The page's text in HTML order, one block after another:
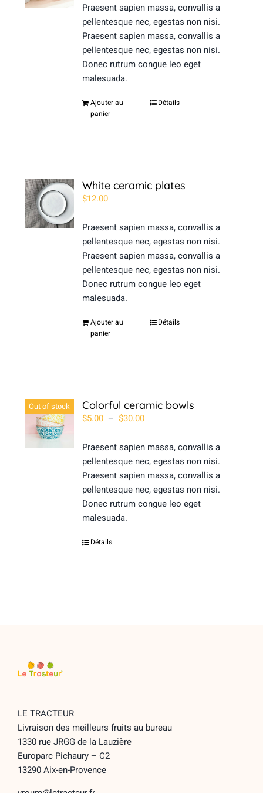
Praesent sapien massa, convallis a
pellentesque nec, egestas non nisi.
Praesent sapien massa, convallis a
pellentesque nec, egestas non nisi.
Donec rutrum congue leo eget
malesuada.
Ajouter au
panier
Détails
White ceramic plates
$12.00
Praesent sapien massa, convallis a
pellentesque nec, egestas non nisi.
Praesent sapien massa, convallis a
pellentesque nec, egestas non nisi.
Donec rutrum congue leo eget
malesuada.
Ajouter au
panier
Détails
Out of stock Colorful ceramic bowls
$5.00 – $30.00Plage
prix :
$5.00
à
$30.00
Praesent sapien massa, convallis a
pellentesque nec, egestas non nisi.
Praesent sapien massa, convallis a
pellentesque nec, egestas non nisi.
Donec rutrum congue leo eget
malesuada.
Détails
LE TRACTEUR
Livraison des meilleurs fruits au bureau
1330 rue JRGG de la Lauzière
Europarc Pichaury – C2
13290 Aix-en-Provence